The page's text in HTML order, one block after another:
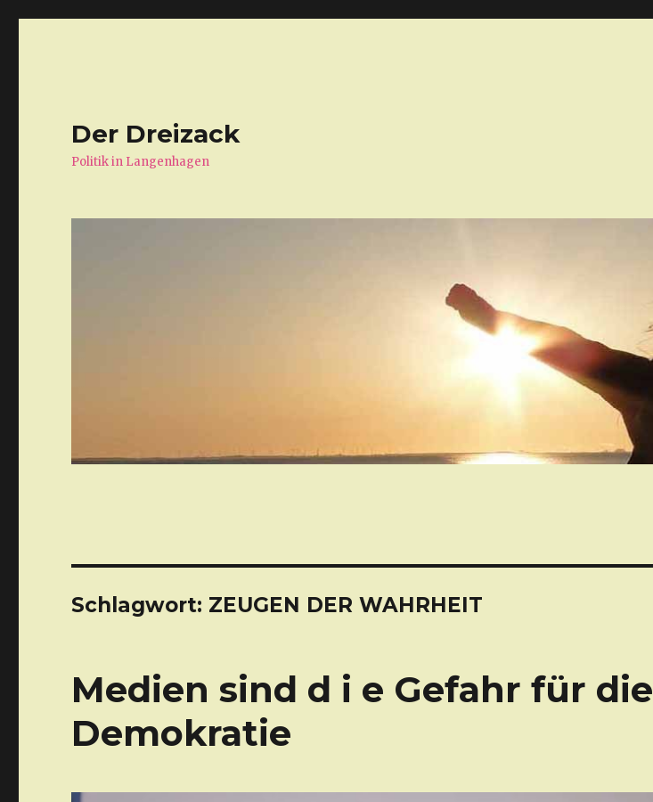
Der Dreizack
Politik in Langenhagen
Schlagwort: ZEUGEN DER WAHRHEIT
Medien sind d i e Gefahr für die
Demokratie